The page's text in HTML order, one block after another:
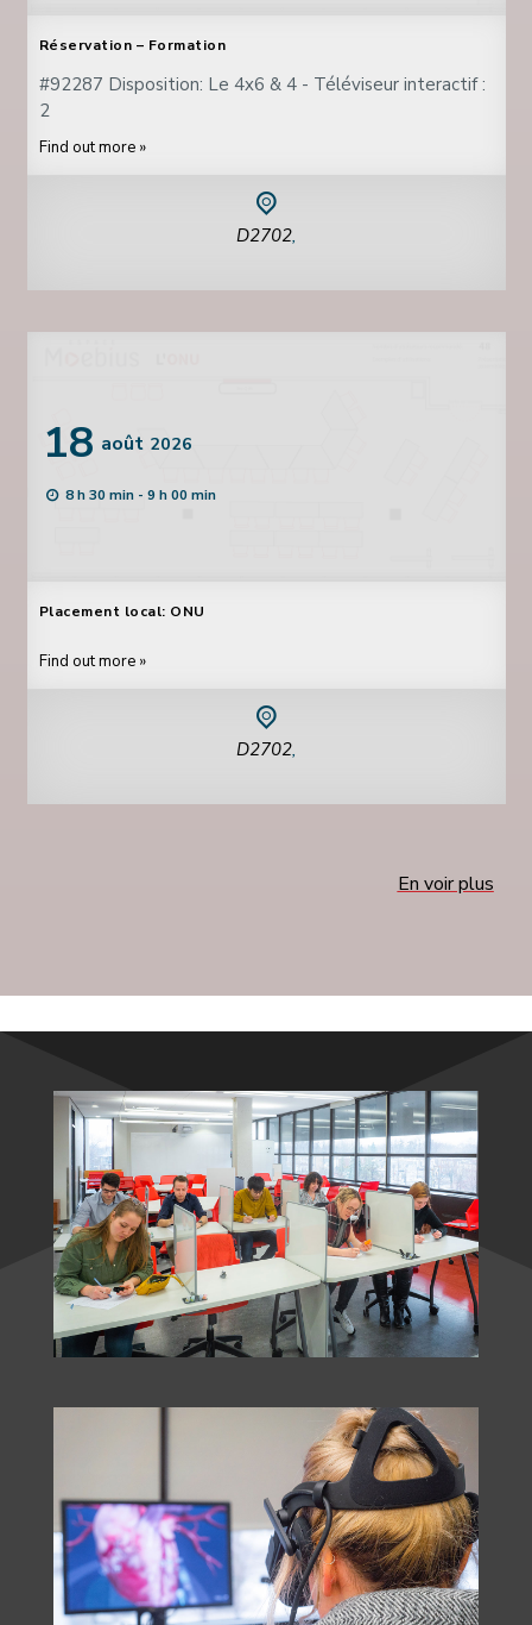
Réservation – Formation
#92287 Disposition: Le 4x6 & 4 - Téléviseur interactif :
2
Find out more »
D2702,
18 août 2026
8 h 30 min - 9 h 00 min
Placement local: ONU
Find out more »
D2702,
En voir plus